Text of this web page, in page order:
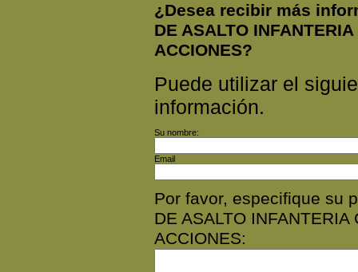
¿Desea recibir más
DE ASALTO
ACCIONES?
Puede utilizar el
información.
Su nombre:
Email
Por favor, especifique su
DE ASALTO
ACCIONES: